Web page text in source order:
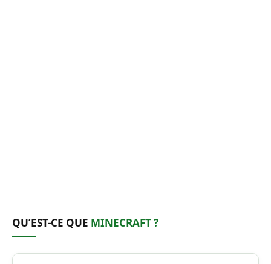
QU’EST-CE QUE MINECRAFT ?